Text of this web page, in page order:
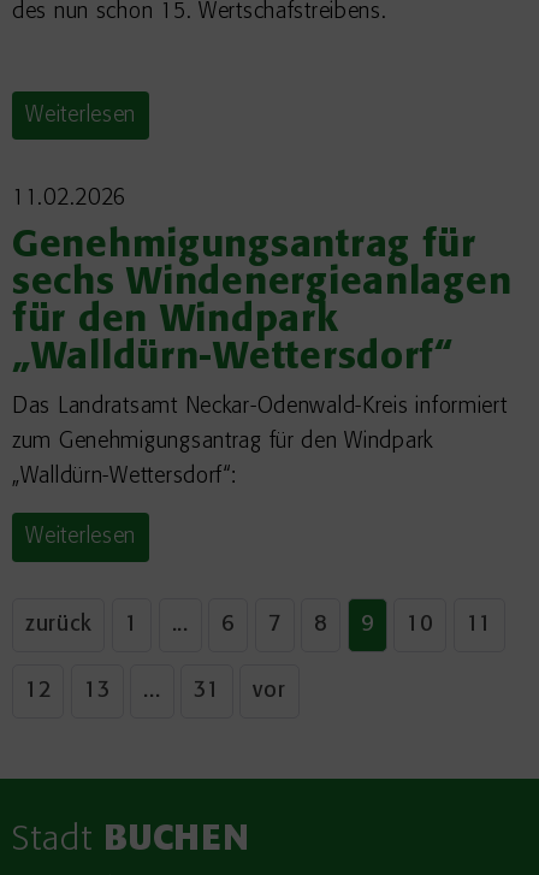
des nun schon 15. Wertschafstreibens.
Weiterlesen
11.02.2026
Genehmigungsantrag für
sechs Windenergieanlagen
für den Windpark
„Walldürn-Wettersdorf“
Das Landratsamt Neckar-Odenwald-Kreis informiert
zum Genehmigungsantrag für den Windpark
„Walldürn-Wettersdorf“:
Weiterlesen
zurück 1 ... 6 7 8 9 10 11
12 13 ... 31 vor
Stadt BUCHEN